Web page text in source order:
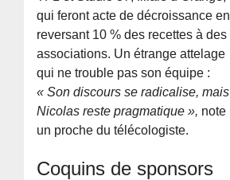
qui feront acte de décroissance en
reversant 10 % des recettes à des
associations. Un étrange attelage
qui ne trouble pas son équipe :
« Son discours se radicalise, mais
Nicolas reste pragmatique », note
un proche du télécologiste.
Coquins de sponsors